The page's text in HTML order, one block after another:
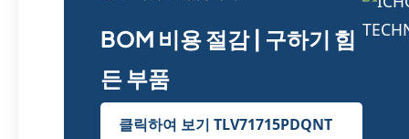
BOM 비용 절감 | 구하기 힘
든 부품
클릭하여 보기 TLV71715PDQNT